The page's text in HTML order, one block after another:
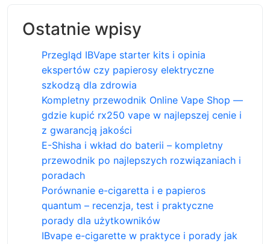
Ostatnie wpisy
Przegląd IBVape starter kits i opinia
ekspertów czy papierosy elektryczne
szkodzą dla zdrowia
Kompletny przewodnik Online Vape Shop —
gdzie kupić rx250 vape w najlepszej cenie i
z gwarancją jakości
E-Shisha i wkład do baterii – kompletny
przewodnik po najlepszych rozwiązaniach i
poradach
Porównanie e-cigaretta i e papieros
quantum – recenzja, test i praktyczne
porady dla użytkowników
IBvape e-cigarette w praktyce i porady jak